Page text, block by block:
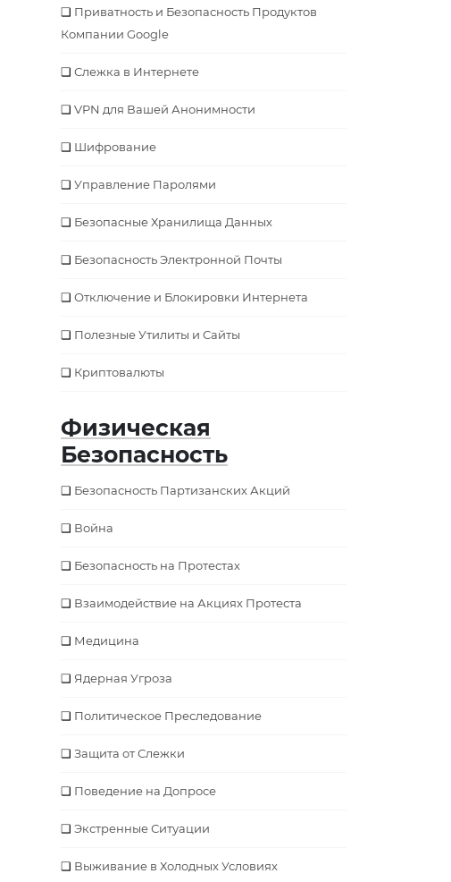
Приватность и Безопасность Продуктов
Компании Google
Слежка в Интернете
VPN для Вашей Анонимности
Шифрование
Управление Паролями
Безопасные Хранилища Данных
Безопасность Электронной Почты
Отключение и Блокировки Интернета
Полезные Утилиты и Сайты
Криптовалюты
Физическая
Безопасность
Безопасность Партизанских Акций
Война
Безопасность на Протестах
Взаимодействие на Акциях Протеста
Медицина
Ядерная Угроза
Политическое Преследование
Защита от Слежки
Поведение на Допросе
Экстренные Ситуации
Выживание в Холодных Условиях